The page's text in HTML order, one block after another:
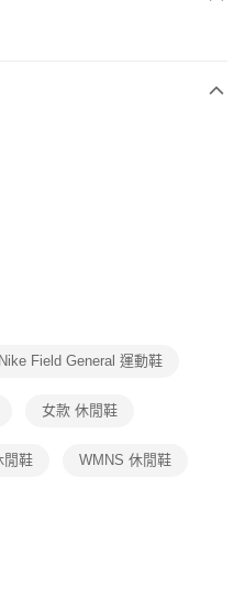
。
後，將跳轉至「AFTEE先享後付」
簡訊。
簡訊中的連結，可透過四大超商／
方視為交易完成。
之結帳頁面顯示為準，若有關於
關疑問，請聯繫「AFTEE先享後付
support/home
「AFTEE先享後付」服務完成之交
人或監護人之同意方可使用
個別帳號之用戶狀況，依本公司即
免運費
免運費
免運費
Nike Field General 運動鞋
女款 休閒鞋
閒鞋 WMNS 休閒鞋